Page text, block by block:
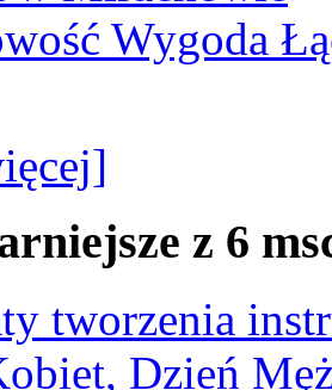
Wygoda
z 6
tworzenia
Dzień